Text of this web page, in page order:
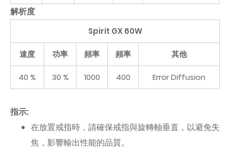
解析度
Spirit GX 60W
速度 功率 頻率 頻率 其他
40 % 30 % 1000 400 Error Diffusion
指示:
在放置戒指時，請確保戒指與旋轉軸垂直，以避免失
焦，影響輸出性能的品質。